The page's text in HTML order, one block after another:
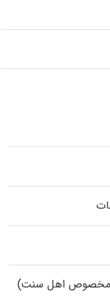
(مخصوص اهل سنت)